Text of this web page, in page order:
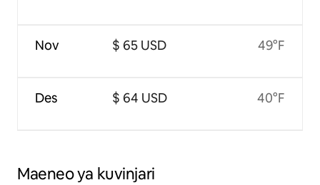
Nov
Des
$ 65 USD
$ 64 USD
49°F
40°F
Maeneo ya kuvinjari